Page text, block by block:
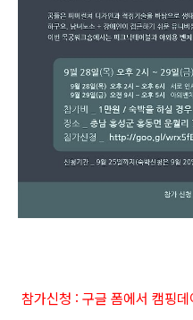
참가신청 : 구글 폼에서 캠핑